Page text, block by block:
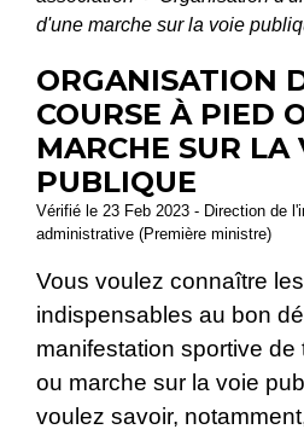
d'une marche sur la voie
ORGANISATION
COURSE À PIED
MARCHE SUR LA
PUBLIQUE
Vérifié le 23 Feb 2023 - Direction de
administrative (Première ministre)
Vous voulez connaître
indispensables au bon
manifestation sportive
ou marche sur la voie
voulez savoir,